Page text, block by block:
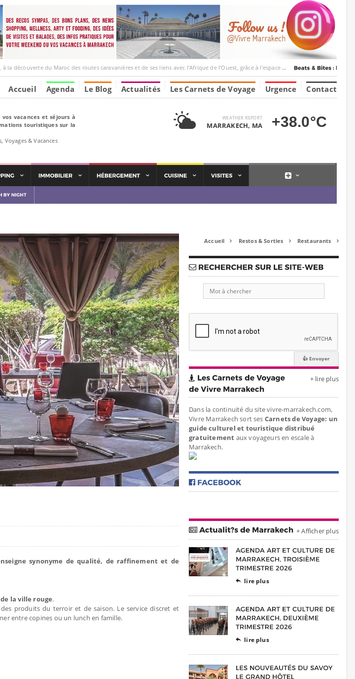
du Maroc des routes caravanières et de ses liens avec l’Afrique de l’Ouest, grâce à l’espace Marrakesh-Tumbuktu.
Accueil Agenda Le Blog Actualités Les Carnets de Voyage Urgence Contact
vos vacances et séjours à
touristiques sur la
Voyages & Vacances
WEATHER REPORT
MARRAKECH, MA +38.0°C
synonyme de qualité, de raffinement et de
la ville rouge.
produits du terroir et de saison. Le service discret et
entre copines ou un lunch en famille.
Accueil  Restos & Sorties  Restaurants 
+ lire plus
Dans la continuité du site vivre-marrakech.com,
Vivre Marrakech sort ses Carnets de Voyage: un
guide culturel et touristique distribué
gratuitement aux voyageurs en escale à
Marrakech.
+ Afficher plus
 lire plus
 lire plus